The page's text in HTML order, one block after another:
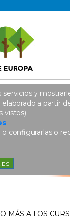
MÁS A LOS
servicios y
a partir
vistos).
.
configurarlas o